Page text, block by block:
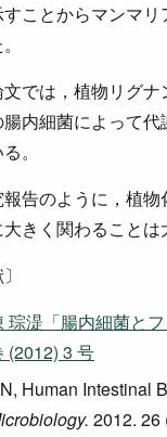
すことからマンマ
文では，植物リグ
内細菌によって
。
告のように，植
きく関わることは
琮湜「腸内細菌と
(2012) 3 号
Human Intestinal
2012. 26